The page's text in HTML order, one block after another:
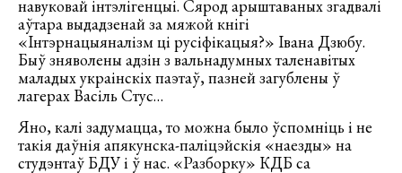
навуковай інтэлігенцыі. Сярод арыштаваных згадвалі
аўтара выдадзенай за мяжой кнігі
«Інтэрнацыяналізм ці русіфікацыя?» Івана Дзюбу.
Быў зняволены адзін з вальнадумных таленавітых
маладых украінскіх паэтаў, пазней загублены ў
лагерах Васіль Стус…
Яно, калі задумацца, то можна было ўспомніць і не
такія даўнія апякунска-паліцэйскія «наезды» на
студэнтаў БДУ і ў нас. «Разборку» КДБ са